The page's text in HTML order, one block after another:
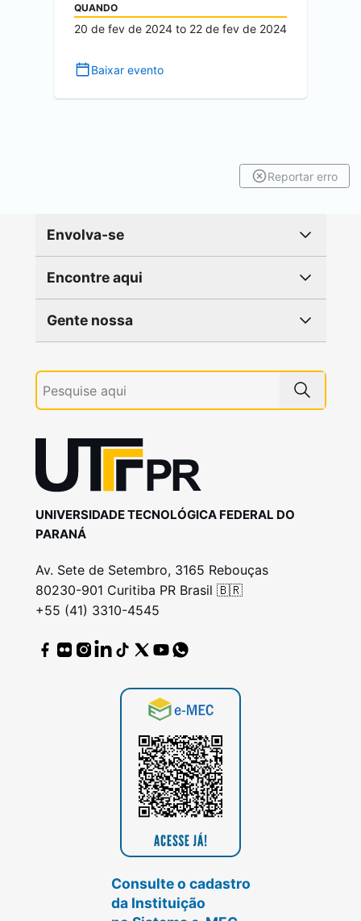
QUANDO
20 de fev de 2024 to 22 de fev de 2024
Baixar evento
Reportar erro
Envolva-se
Encontre aqui
Gente nossa
UNIVERSIDADE TECNOLÓGICA FEDERAL DO
PARANÁ
Av. Sete de Setembro, 3165 Rebouças
80230-901 Curitiba PR Brasil 🇧🇷
+55 (41) 3310-4545
Consulte o cadastro
da Instituição